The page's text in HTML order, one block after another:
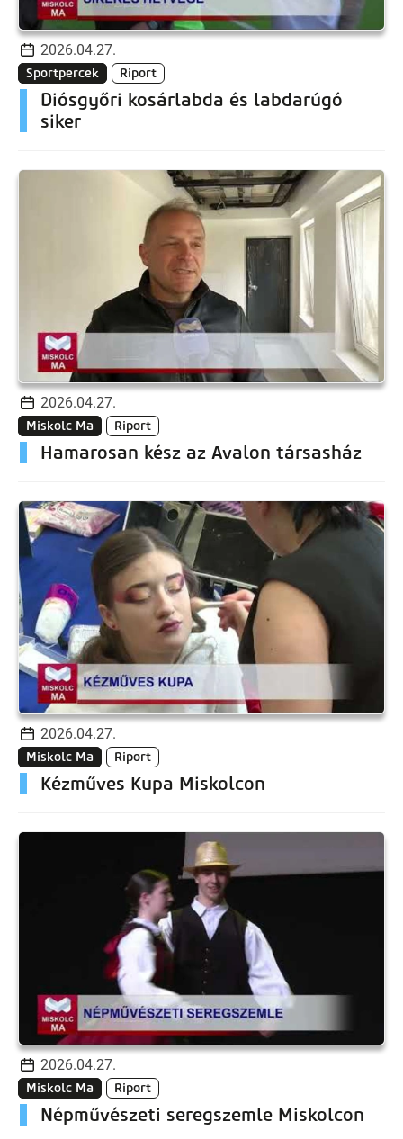
2026.04.27.
Sportpercek Riport
Diósgyőri kosárlabda és labdarúgó
siker
2026.04.27.
Miskolc Ma Riport
Hamarosan kész az Avalon társasház
2026.04.27.
Miskolc Ma Riport
Kézműves Kupa Miskolcon
2026.04.27.
Miskolc Ma Riport
Népművészeti seregszemle Miskolcon